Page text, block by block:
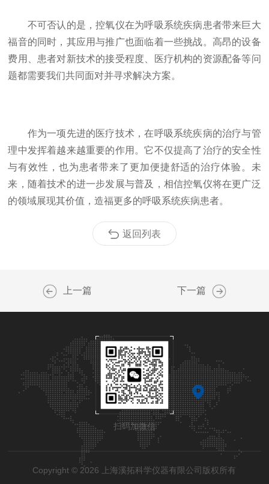
不可否认的是，控氧仪在为呼吸系统疾病患者带来巨大
福音的同时，其应用与推广也面临着一些挑战。高昂的设备
费用、患者对新技术的接受程度、医疗机构的资源配备等问
题都需要我们共同面对并寻求解决方案。
作为一项先进的医疗技术，在呼吸系统疾病的治疗与管
理中发挥着越来越重要的作用。它不仅提高了治疗的安全性
与有效性，也为患者带来了更加便捷舒适的治疗体验。未
来，随着技术的进一步发展与普及，相信控氧仪将在更广泛
的领域展现其价值，造福更多的呼吸系统疾病患者。
返回列表
上一篇 下一篇
扫码加微信
Copyright © 2026 上海溪拓科学仪器有限公司版权所有